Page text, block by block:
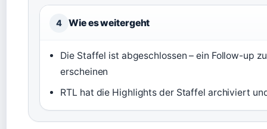
4 Wie es weitergeht
Die Staffel ist abgeschlossen – ein Follow-up
erscheinen
RTL hat die Highlights der Staffel archiviert